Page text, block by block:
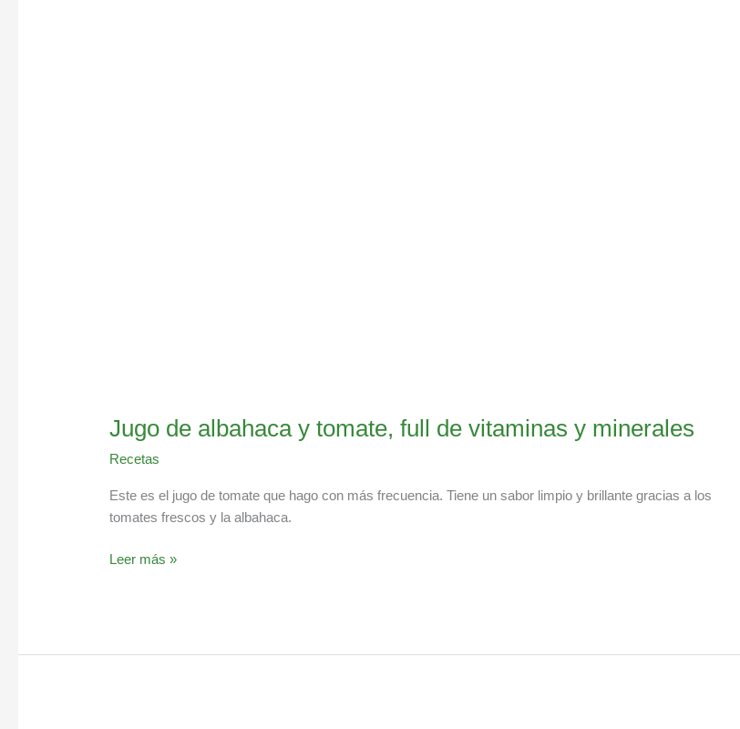
Jugo de albahaca y tomate, full de vitaminas y minerales
Recetas
Este es el jugo de tomate que hago con más frecuencia. Tiene un sabor limpio y brillante gracias a los
tomates frescos y la albahaca.
Leer más »